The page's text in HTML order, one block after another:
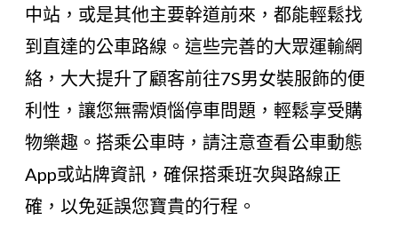
中站，或是其他主要幹道前來，都能輕鬆找
到直達的公車路線。這些完善的大眾運輸網
絡，大大提升了顧客前往7S男女裝服飾的便
利性，讓您無需煩惱停車問題，輕鬆享受購
物樂趣。搭乘公車時，請注意查看公車動態
App或站牌資訊，確保搭乘班次與路線正
確，以免延誤您寶貴的行程。